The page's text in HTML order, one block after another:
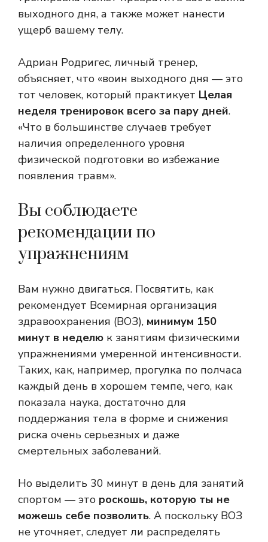
выходного дня, а также может нанести
ущерб вашему телу.
Адриан Родригес, личный тренер,
объясняет, что «воин выходного дня — это
тот человек, который практикует Целая
неделя тренировок всего за пару дней.
«Что в большинстве случаев требует
наличия определенного уровня
физической подготовки во избежание
появления травм».
Вы соблюдаете
рекомендации по
упражнениям
Вам нужно двигаться. Посвятить, как
рекомендует Всемирная организация
здравоохранения (ВОЗ), минимум 150
минут в неделю к занятиям физическими
упражнениями умеренной интенсивности.
Таких, как, например, прогулка по полчаса
каждый день в хорошем темпе, чего, как
показала наука, достаточно для
поддержания тела в форме и снижения
риска очень серьезных и даже
смертельных заболеваний.
Но выделить 30 минут в день для занятий
спортом — это роскошь, которую ты не
можешь себе позволить. А поскольку ВОЗ
не уточняет, следует ли распределять